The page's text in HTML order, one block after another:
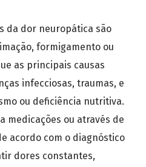
da dor neuropática são
formigamento ou
as principais causas
infecciosas, traumas, e
ou deficiência nutritiva.
medicações ou através de
acordo com o diagnóstico
dores constantes,